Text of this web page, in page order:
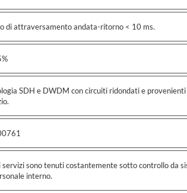
di attraversamento andata-ritorno < 10 ms.
SDH e DWDM con circuiti ridondati e
servizi sono tenuti costantemente sotto controllo da
interno.